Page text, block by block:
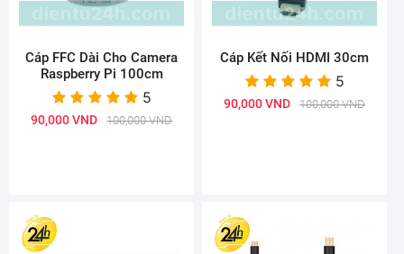
Cáp FFC Dài Cho Camera
Raspberry Pi 100cm
5
90,000 VND 100,000 VND
Cáp Kết Nối HDMI 30cm
5
90,000 VND 100,000 VND